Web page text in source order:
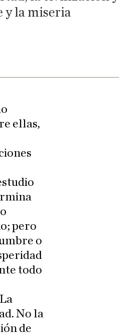
y la miseria
ellas,
pero
o
todo
No la
de